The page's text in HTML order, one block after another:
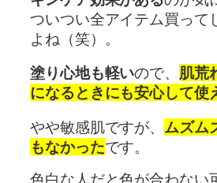
ついつい全アイテム買って
よね（笑）。
塗り心地も軽いので、 肌荒
になるときにも安心して使
やや敏感肌ですが、 ムズム
もなかったです。
色白な人だと色が合わない